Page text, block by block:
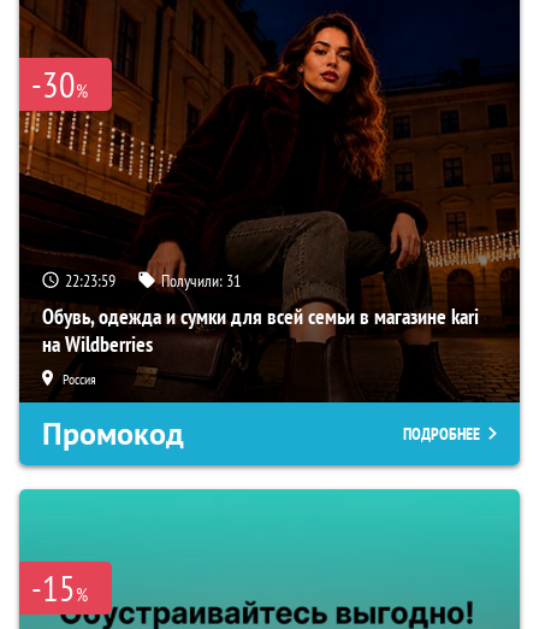
-30%
22:23:58 Получили: 31
Обувь, одежда и сумки для всей семьи в магазине kari
на Wildberries
Россия
Промокод ПОДРОБНЕЕ
-15%